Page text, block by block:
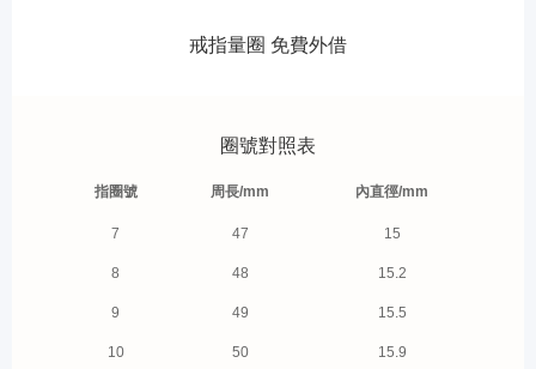
戒指量圈 免費外借
圈號對照表
指圈號 周長/mm 內直徑/mm
7 47 15
8 48 15.2
9 49 15.5
10 50 15.9